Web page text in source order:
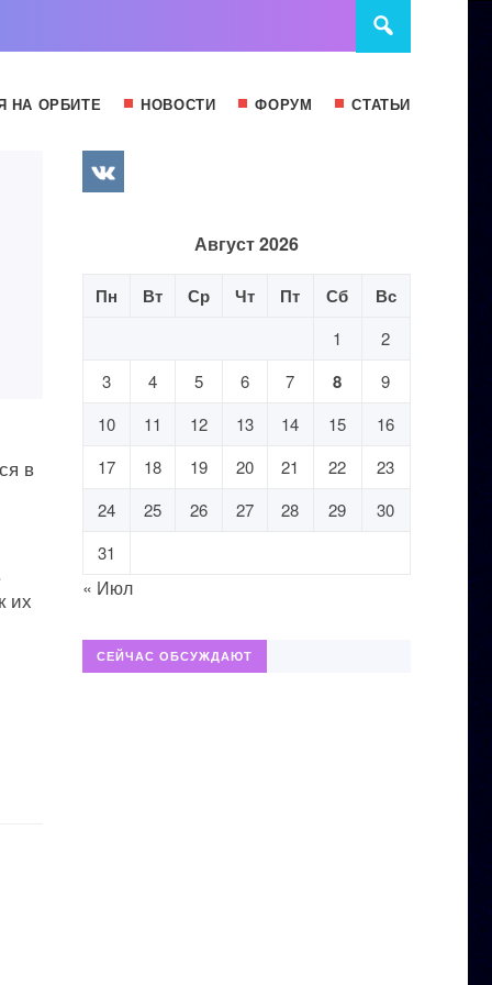
НА ОРБИТЕ НОВОСТИ ФОРУМ СТАТЬИ
в
их
Август 2026
Пн Вт Ср Чт Пт Сб Вс
1
2
3
4 5 6 7 8
9
10
11 12 13 14 15
16
17
18 19 20 21 22
23
24
25 26 27 28 29
30
31
« Июл
СЕЙЧАС ОБСУЖДАЮТ